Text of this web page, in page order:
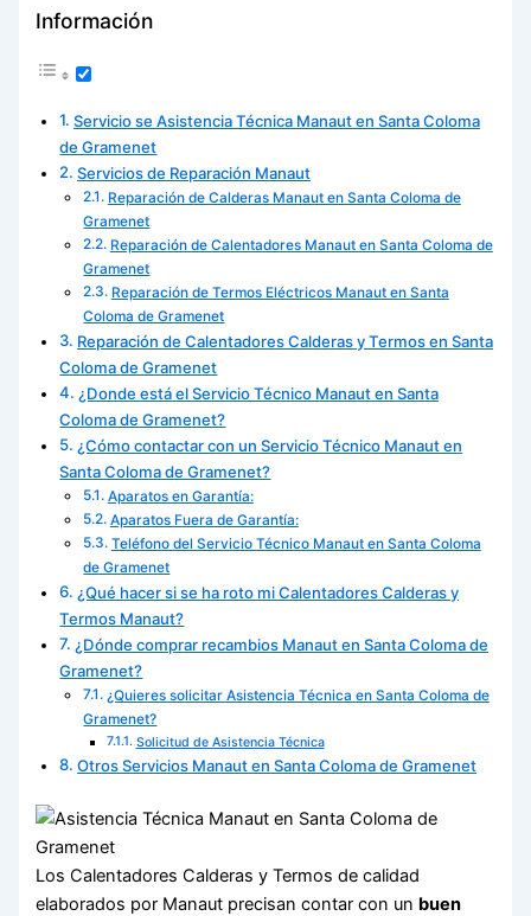
Información
Servicio se Asistencia Técnica Manaut en Santa Coloma
de Gramenet
Servicios de Reparación Manaut
Reparación de Calderas Manaut en Santa Coloma de
Gramenet
Reparación de Calentadores Manaut en Santa Coloma de
Gramenet
Reparación de Termos Eléctricos Manaut en Santa
Coloma de Gramenet
Reparación de Calentadores Calderas y Termos en Santa
Coloma de Gramenet
¿Donde está el Servicio Técnico Manaut en Santa
Coloma de Gramenet?
¿Cómo contactar con un Servicio Técnico Manaut en
Santa Coloma de Gramenet?
Aparatos en Garantía:
Aparatos Fuera de Garantía:
Teléfono del Servicio Técnico Manaut en Santa Coloma
de Gramenet
¿Qué hacer si se ha roto mi Calentadores Calderas y
Termos Manaut?
¿Dónde comprar recambios Manaut en Santa Coloma de
Gramenet?
¿Quieres solicitar Asistencia Técnica en Santa Coloma de
Gramenet?
Solicitud de Asistencia Técnica
Otros Servicios Manaut en Santa Coloma de Gramenet
Los Calentadores Calderas y Termos de calidad
elaborados por Manaut precisan contar con un buen